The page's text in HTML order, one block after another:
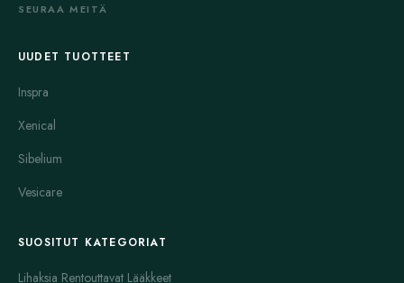
SEURAA MEITÄ
UUDET TUOTTEET
Inspra
Xenical
Sibelium
Vesicare
SUOSITUT KATEGORIAT
Lihaksia Rentouttavat Lääkkeet